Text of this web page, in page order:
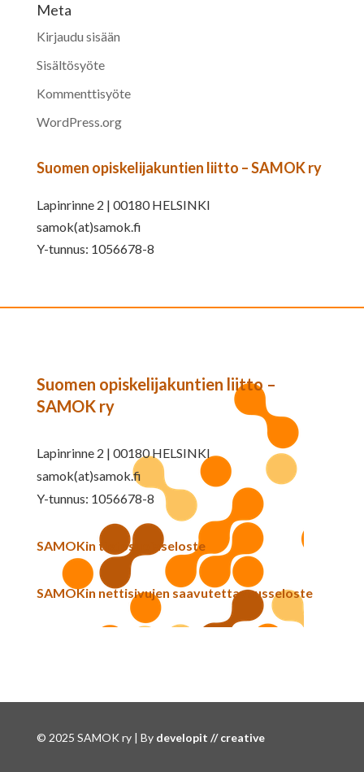
Meta
Kirjaudu sisään
Sisältösyöte
Kommenttisyöte
WordPress.org
Suomen opiskelijakuntien liitto – SAMOK ry
Lapinrinne 2 | 00180 HELSINKI
samok(at)samok.fi
Y-tunnus: 1056678-8
Suomen opiskelijakuntien liitto –
SAMOK ry
Lapinrinne 2 | 00180 HELSINKI
samok(at)samok.fi
Y-tunnus: 1056678-8
SAMOKin tietosuojaseloste
SAMOKin nettisivujen saavutettavuusseloste
© 2025 SAMOK ry | By developit // creative